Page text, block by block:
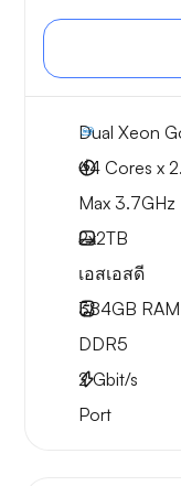
Dual Xeon
44 Cores x
Max 3.7GHz
2x2TB
เอสเอสดี
384GB RAM
DDR5
2Gbit/s
Port